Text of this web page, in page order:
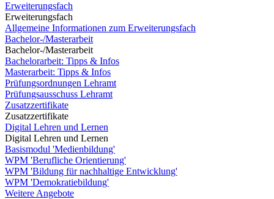
Erweiterungsfach
Erweiterungsfach
Allgemeine Informationen zum Erweiterungsfach
Bachelor-/Masterarbeit
Bachelor-/Masterarbeit
Bachelorarbeit: Tipps & Infos
Masterarbeit: Tipps & Infos
Prüfungsordnungen Lehramt
Prüfungsausschuss Lehramt
Zusatzzertifikate
Zusatzzertifikate
Digital Lehren und Lernen
Digital Lehren und Lernen
Basismodul 'Medienbildung'
WPM 'Berufliche Orientierung'
WPM 'Bildung für nachhaltige Entwicklung'
WPM 'Demokratiebildung'
Weitere Angebote